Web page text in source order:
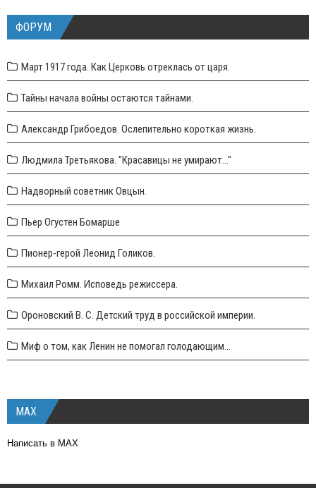
ФОРУМ
Март 1917 года. Как Церковь отреклась от царя.
Тайны начала войны остаются тайнами.
Александр Грибоедов. Ослепительно короткая жизнь.
Людмила Третьякова. "Красавицы не умирают..."
Надворный советник Овцын.
Пьер Огустен Бомарше
Пионер-герой Леонид Голиков.
Михаил Ромм. Исповедь режиссера.
Ороновский В. С. Детский труд в российской империи.
Миф о том, как Ленин не помогал голодающим...
MAX
Написать в MAX